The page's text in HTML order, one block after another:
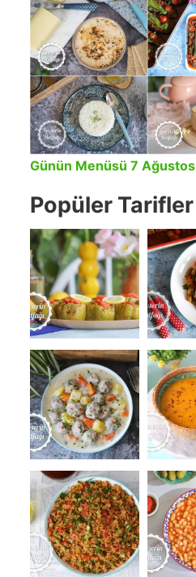
Günün Menüsü 7 Ağustos
Popüler Tarifler